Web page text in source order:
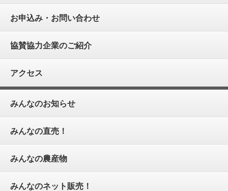
お申込み・お問い合わせ
協賛協力企業のご紹介
アクセス
みんなのお知らせ
みんなの直売！
みんなの農産物
みんなのネット販売！